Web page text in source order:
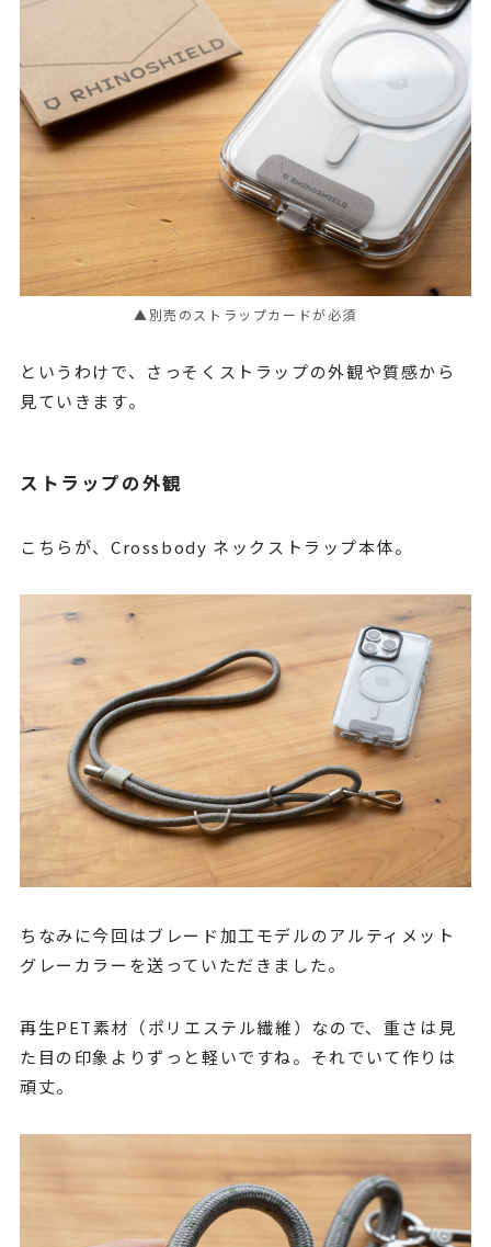
▲別売のストラップカードが必須
というわけで、さっそくストラップの外観や質感から
見ていきます。
ストラップの外観
こちらが、Crossbody ネックストラップ本体。
ちなみに今回はブレード加工モデルのアルティメット
グレーカラーを送っていただきました。
再生PET素材（ポリエステル繊維）なので、重さは見
た目の印象よりずっと軽いですね。それでいて作りは
頑丈。